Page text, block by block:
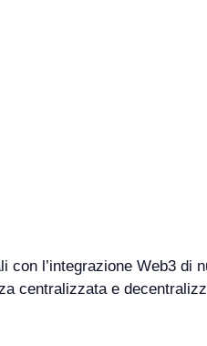
l’integrazione Web3 di
centralizzata e